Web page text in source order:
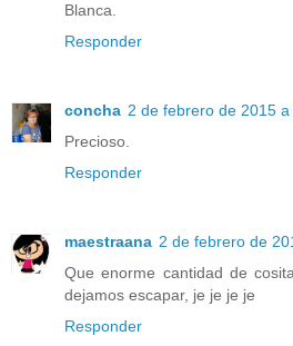
Blanca.
Responder
concha 2 de febrero de 2015 a
Precioso.
Responder
maestraana 2 de febrero de
Que enorme cantidad de
dejamos escapar, je je je je
Responder